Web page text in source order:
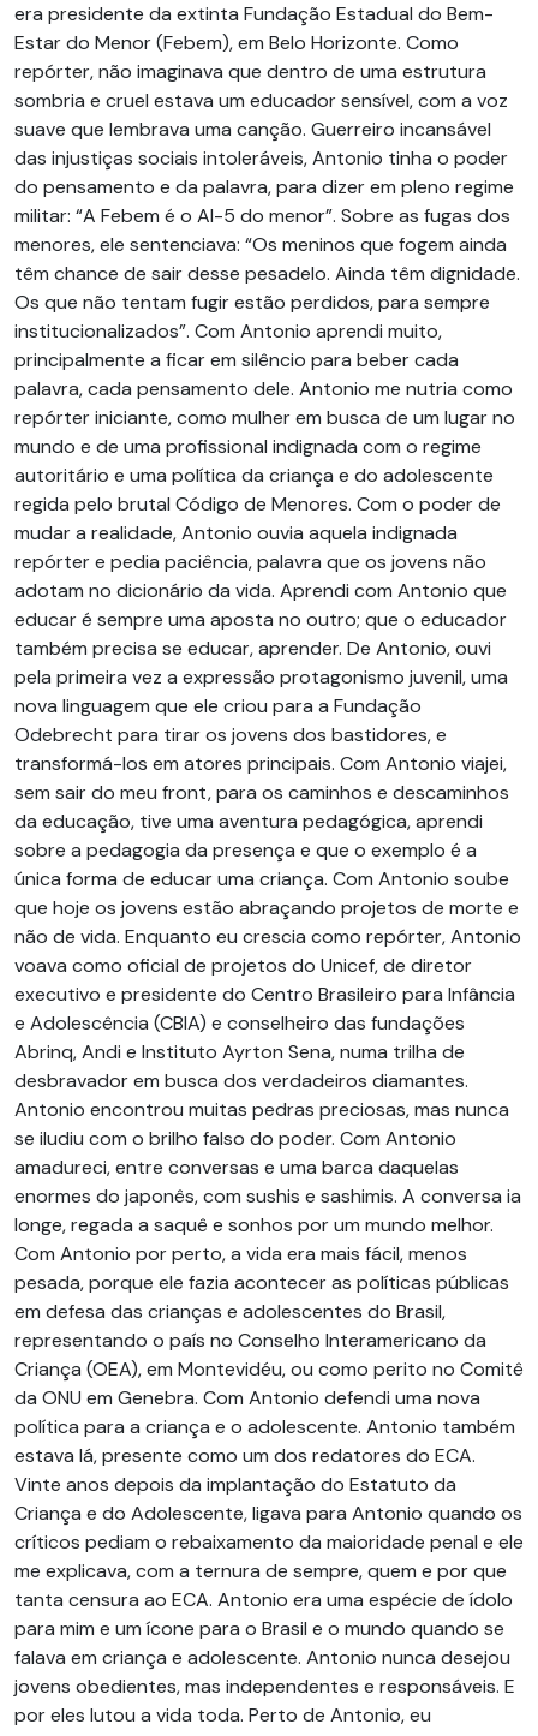
era presidente da extinta Fundação Estadual do Bem-
Estar do Menor (Febem), em Belo Horizonte. Como
repórter, não imaginava que dentro de uma estrutura
sombria e cruel estava um educador sensível, com a voz
suave que lembrava uma canção. Guerreiro incansável
das injustiças sociais intoleráveis, Antonio tinha o poder
do pensamento e da palavra, para dizer em pleno regime
militar: “A Febem é o AI-5 do menor”. Sobre as fugas dos
menores, ele sentenciava: “Os meninos que fogem ainda
têm chance de sair desse pesadelo. Ainda têm dignidade.
Os que não tentam fugir estão perdidos, para sempre
institucionalizados”. Com Antonio aprendi muito,
principalmente a ficar em silêncio para beber cada
palavra, cada pensamento dele. Antonio me nutria como
repórter iniciante, como mulher em busca de um lugar no
mundo e de uma profissional indignada com o regime
autoritário e uma política da criança e do adolescente
regida pelo brutal Código de Menores. Com o poder de
mudar a realidade, Antonio ouvia aquela indignada
repórter e pedia paciência, palavra que os jovens não
adotam no dicionário da vida. Aprendi com Antonio que
educar é sempre uma aposta no outro; que o educador
também precisa se educar, aprender. De Antonio, ouvi
pela primeira vez a expressão protagonismo juvenil, uma
nova linguagem que ele criou para a Fundação
Odebrecht para tirar os jovens dos bastidores, e
transformá-los em atores principais. Com Antonio viajei,
sem sair do meu front, para os caminhos e descaminhos
da educação, tive uma aventura pedagógica, aprendi
sobre a pedagogia da presença e que o exemplo é a
única forma de educar uma criança. Com Antonio soube
que hoje os jovens estão abraçando projetos de morte e
não de vida. Enquanto eu crescia como repórter, Antonio
voava como oficial de projetos do Unicef, de diretor
executivo e presidente do Centro Brasileiro para Infância
e Adolescência (CBIA) e conselheiro das fundações
Abrinq, Andi e Instituto Ayrton Sena, numa trilha de
desbravador em busca dos verdadeiros diamantes.
Antonio encontrou muitas pedras preciosas, mas nunca
se iludiu com o brilho falso do poder. Com Antonio
amadureci, entre conversas e uma barca daquelas
enormes do japonês, com sushis e sashimis. A conversa ia
longe, regada a saquê e sonhos por um mundo melhor.
Com Antonio por perto, a vida era mais fácil, menos
pesada, porque ele fazia acontecer as políticas públicas
em defesa das crianças e adolescentes do Brasil,
representando o país no Conselho Interamericano da
Criança (OEA), em Montevidéu, ou como perito no Comitê
da ONU em Genebra. Com Antonio defendi uma nova
política para a criança e o adolescente. Antonio também
estava lá, presente como um dos redatores do ECA.
Vinte anos depois da implantação do Estatuto da
Criança e do Adolescente, ligava para Antonio quando os
críticos pediam o rebaixamento da maioridade penal e ele
me explicava, com a ternura de sempre, quem e por que
tanta censura ao ECA. Antonio era uma espécie de ídolo
para mim e um ícone para o Brasil e o mundo quando se
falava em criança e adolescente. Antonio nunca desejou
jovens obedientes, mas independentes e responsáveis. E
por eles lutou a vida toda. Perto de Antonio, eu